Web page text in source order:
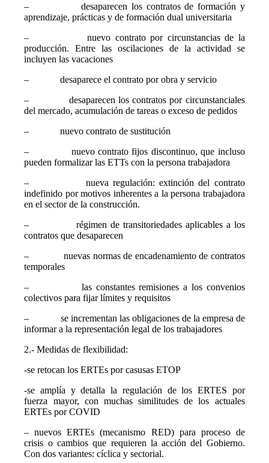
– desaparecen los contratos de formación y
aprendizaje, prácticas y de formación dual universitaria
– nuevo contrato por circunstancias de la
producción. Entre las oscilaciones de la actividad se
incluyen las vacaciones
– desaparece el contrato por obra y servicio
– desaparecen los contratos por circunstanciales
del mercado, acumulación de tareas o exceso de pedidos
– nuevo contrato de sustitución
– nuevo contrato fijos discontinuo, que incluso
pueden formalizar las ETTs con la persona trabajadora
– nueva regulación: extinción del contrato
indefinido por motivos inherentes a la persona trabajadora
en el sector de la construcción.
– régimen de transitoriedades aplicables a los
contratos que desaparecen
– nuevas normas de encadenamiento de contratos
temporales
– las constantes remisiones a los convenios
colectivos para fijar límites y requisitos
– se incrementan las obligaciones de la empresa de
informar a la representación legal de los trabajadores
2.- Medidas de flexibilidad:
-se retocan los ERTEs por casusas ETOP
-se amplía y detalla la regulación de los ERTES por
fuerza mayor, con muchas similitudes de los actuales
ERTEs por COVID
– nuevos ERTEs (mecanismo RED) para proceso de
crisis o cambios que requieren la acción del Gobierno.
Con dos variantes: cíclica y sectorial.